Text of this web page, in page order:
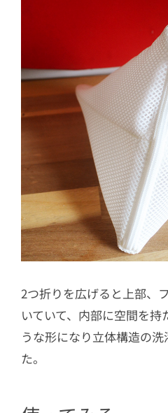
2つ折りを広げると上部、
いていて、内部に空間を
うな形になり立体構造の
た。